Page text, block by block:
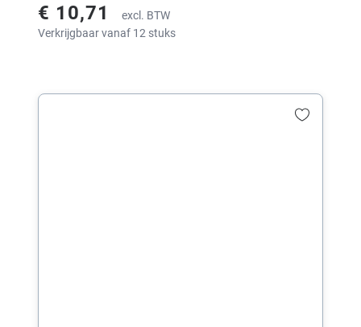
€ 10,71
excl. BTW
Verkrijgbaar vanaf 12 stuks